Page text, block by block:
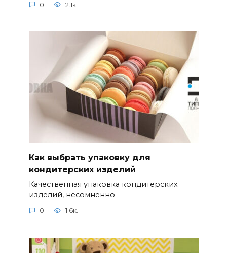
0 2.1к.
Как выбрать упаковку для
кондитерских изделий
Качественная упаковка кондитерских
изделий, несомненно
0 1.6к.